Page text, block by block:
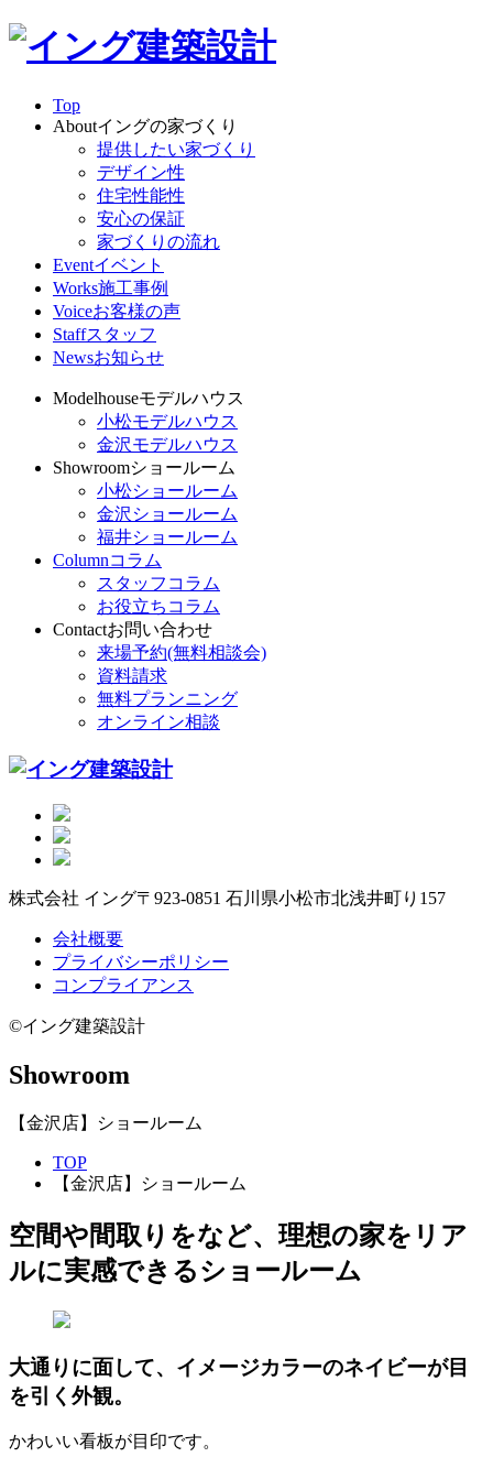
Top
Aboutイングの家づくり
提供したい家づくり
デザイン性
住宅性能性
安心の保証
家づくりの流れ
Eventイベント
Works施工事例
Voiceお客様の声
Staffスタッフ
Newsお知らせ
Modelhouseモデルハウス
小松モデルハウス
金沢モデルハウス
Showroomショールーム
小松ショールーム
金沢ショールーム
福井ショールーム
Columnコラム
スタッフコラム
お役立ちコラム
Contactお問い合わせ
来場予約(無料相談会)
資料請求
無料プランニング
オンライン相談
株式会社 イング〒923-0851 石川県小松市北浅井町り157
会社概要
プライバシーポリシー
コンプライアンス
©イング建築設計
Showroom
【金沢店】ショールーム
TOP
【金沢店】ショールーム
空間や間取りをなど、理想の家をリア
ルに実感できるショールーム
大通りに面して、イメージカラーのネイビーが目
を引く外観。
かわいい看板が目印です。